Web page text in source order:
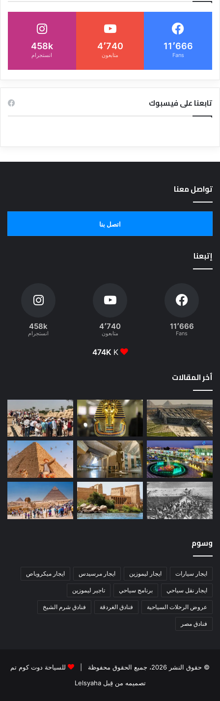
11٬666
Fans
4٬740
متابعون
458k
انستجرام
تابعنا على فيسبوك
تواصل معنا
اتصل بنا
إتبعنا
11٬666
Fans
4٬740
متابعون
458k
انستجرام
474K K
أخر المقالات
وسوم
ايجار سيارات ايجار ليموزين ايجار مرسيدس ايجار ميكروباص
ايجار نقل سياحي برنامج سياحي تاجير ليموزين
عروض الرحلات السياحية فنادق الغردقة فنادق شرم الشيخ
فنادق مصر
© حقوق النشر 2026، جميع الحقوق محفوظة |
للسياحة دوت كوم تم
تصميمه من قِبل Lelsyaha